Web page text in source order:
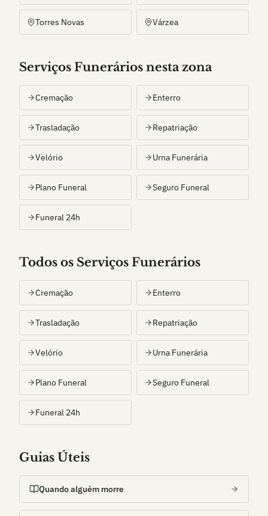
Torres Novas Várzea
Serviços Funerários nesta zona
Cremação Enterro
Trasladação Repatriação
Velório Urna Funerária
Plano Funeral Seguro Funeral
Funeral 24h
Todos os Serviços Funerários
Cremação Enterro
Trasladação Repatriação
Velório Urna Funerária
Plano Funeral Seguro Funeral
Funeral 24h
Guias Úteis
Quando alguém morre